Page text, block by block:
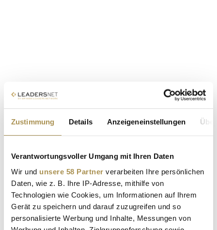
Zustimmung Details Anzeigeneinstellungen
Verantwortungsvoller Umgang mit Ihren Daten
Wir und unsere 58 Partner verarbeiten Ihre persönlichen
Daten, wie z. B. Ihre IP-Adresse, mithilfe von
Technologien wie Cookies, um Informationen auf Ihrem
Gerät zu speichern und darauf zuzugreifen und so
personalisierte Werbung und Inhalte, Messungen von